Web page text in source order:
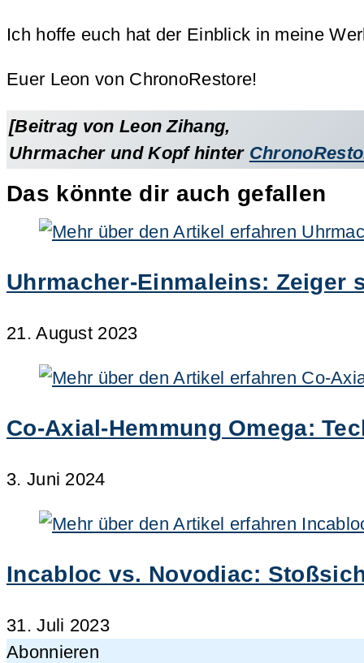
Ich hoffe euch hat der Einblick in meine
Euer Leon von ChronoRestore!
[Beitrag von Leon Zihang,
Uhrmacher und Kopf hinter
Das könnte dir auch gefallen
Uhrmacher-Einmaleins: Zeiger
21. August 2023
Co-Axial-Hemmung Omega:
3. Juni 2024
Incabloc vs. Novodiac:
31. Juli 2023
Abonnieren